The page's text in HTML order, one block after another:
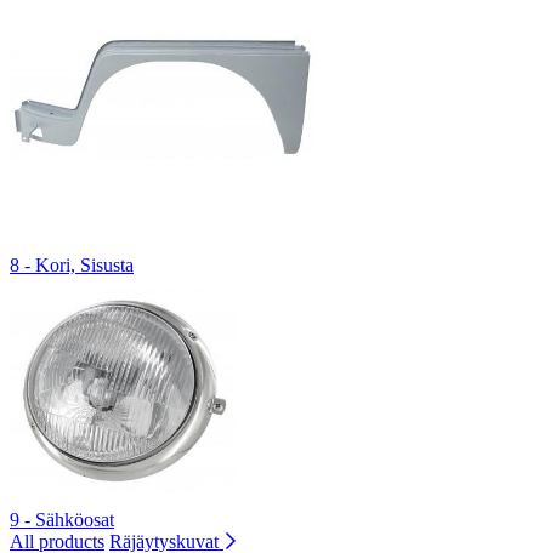
8 - Kori, Sisusta
9 - Sähköosat
All products Räjäytyskuvat